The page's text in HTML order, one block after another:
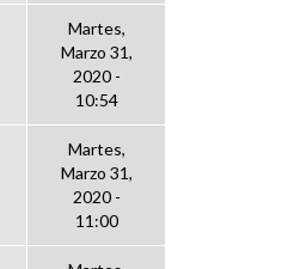
Martes,
Marzo 31,
2020 -
10:54
Martes,
Marzo 31,
2020 -
11:00